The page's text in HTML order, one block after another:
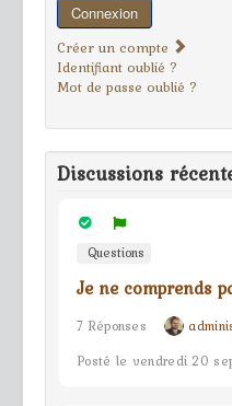
Connexion
Créer un compte
Identifiant oublié ?
Mot de passe oublié ?
Discussions
Questions
Je ne comprends
7 Réponses
Posté le vendredi 20